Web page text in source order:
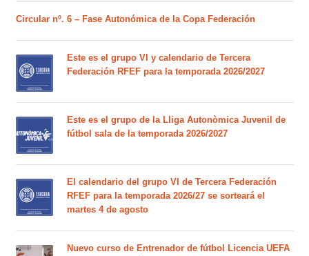
Circular nº. 6 – Fase Autonómica de la Copa Federación
Este es el grupo VI y calendario de Tercera
Federación RFEF para la temporada 2026/2027
Este es el grupo de la Lliga Autonòmica Juvenil de
fútbol sala de la temporada 2026/2027
El calendario del grupo VI de Tercera Federación
RFEF para la temporada 2026/27 se sorteará el
martes 4 de agosto
Nuevo curso de Entrenador de fútbol Licencia UEFA